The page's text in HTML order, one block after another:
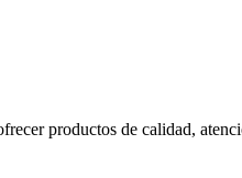
productos de calidad,